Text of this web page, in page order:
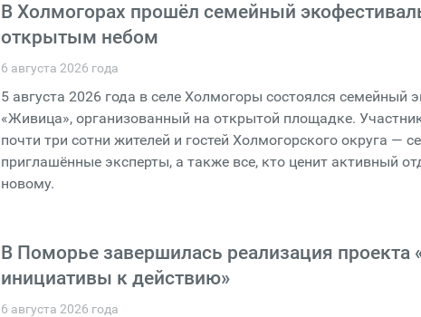
В Холмогорах прошёл семейный
открытым небом
6 августа 2026 года
5 августа 2026 года в селе Холмогоры состоялся семейный
«Живица», организованный на открытой площадке.
почти три сотни жителей и гостей Холмогорского округа —
приглашённые эксперты, а также все, кто ценит активный
новому.
В Поморье завершилась реализация проекта
инициативы к действию»
6 августа 2026 года